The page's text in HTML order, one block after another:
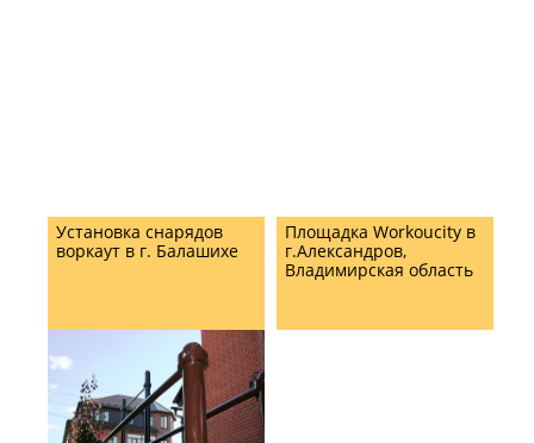
Установка снарядов
воркаут в г. Балашихе
Площадка Workoucity в
г.Александров,
Владимирская область